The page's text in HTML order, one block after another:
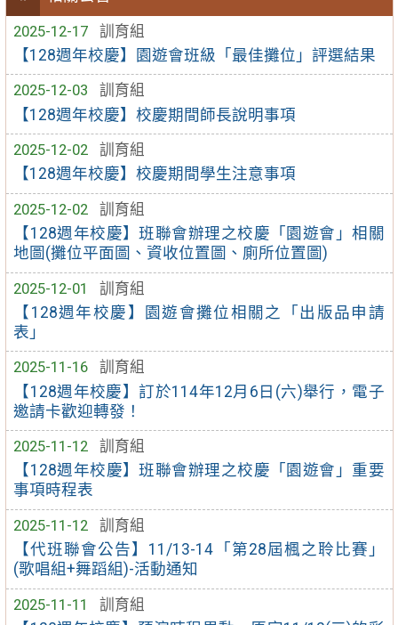
2025-12-17
訓育組
【128週年校慶】園遊會班級「最佳攤位」評選結果
2025-12-03
訓育組
【128週年校慶】校慶期間師長說明事項
2025-12-02
訓育組
【128週年校慶】校慶期間學生注意事項
2025-12-02
訓育組
【128週年校慶】班聯會辦理之校慶「園遊會」相關
地圖(攤位平面圖、資收位置圖、廁所位置圖)
2025-12-01
訓育組
【128週年校慶】園遊會攤位相關之「出版品申請
表」
2025-11-16
訓育組
【128週年校慶】訂於114年12月6日(六)舉行，電子
邀請卡歡迎轉發！
2025-11-12
訓育組
【128週年校慶】班聯會辦理之校慶「園遊會」重要
事項時程表
2025-11-12
訓育組
【代班聯會公告】11/13-14「第28屆楓之聆比賽」
(歌唱組+舞蹈組)-活動通知
2025-11-11
訓育組